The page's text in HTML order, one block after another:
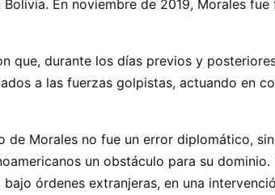
En noviembre de 2019, Morales
que, durante los días previos y
a las fuerzas golpistas, actuando en
de Morales no fue un error diplomático,
un obstáculo para su
órdenes extranjeras, en una